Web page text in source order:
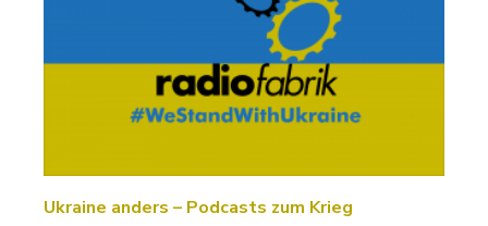
Ukraine anders – Podcasts zum Krieg